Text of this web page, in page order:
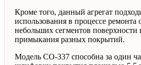
Кроме того, данный агрегат
использования в процессе ремонта
небольших сегментов поверхности
примыкания разных покрытий.
Модель СО-337 способна за один